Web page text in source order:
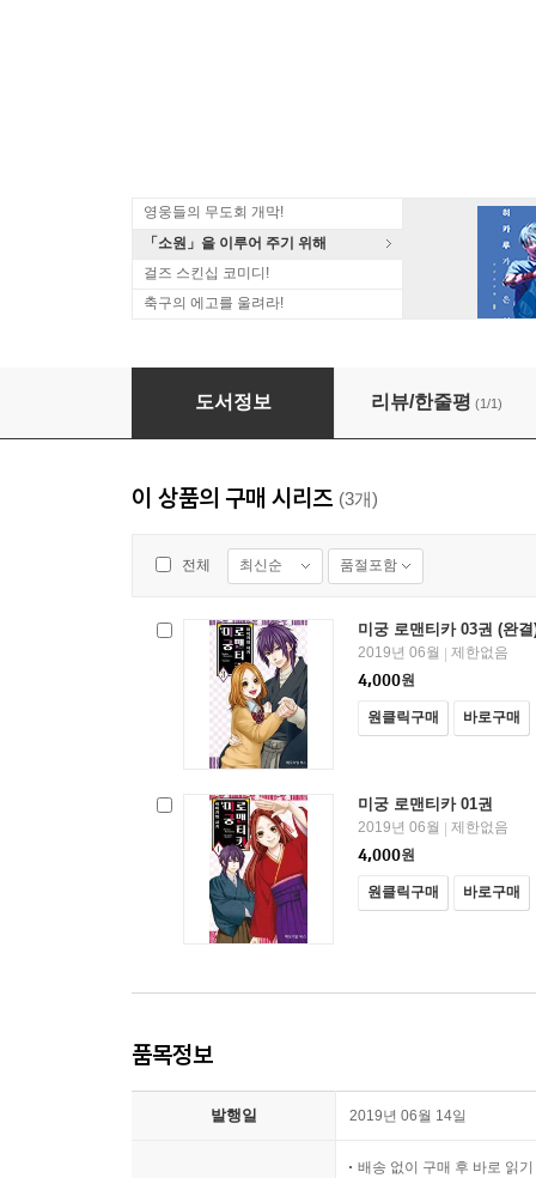
영웅들의 무도회 개막!
「소원」을 이루어 주기 위해
걸즈 스킨십 코미디!
축구의 에고를 울려라!
미궁 로맨티카 02권
도서정보 리뷰/한줄평 (1/1)
이 상품의 구매 시리즈 (3개)
전체 최신순 품절포함
미궁 로맨티카 03권 (완결
2019년 06월
제한없음
4,000원
원클릭구매 바로구매
미궁 로맨티카 01권
2019년 06월
제한없음
4,000원
원클릭구매 바로구매
품목정보
발행일 2019년 06월 14일
배송 없이 구매 후 바로 읽기